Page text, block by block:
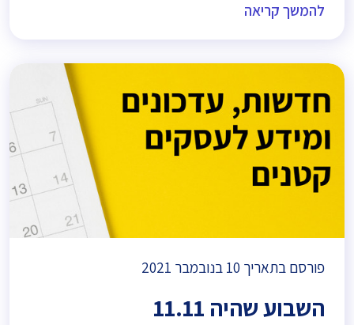
להמשך קריאה
פורסם בתאריך 10 בנובמבר 2021
השבוע שהיה 11.11